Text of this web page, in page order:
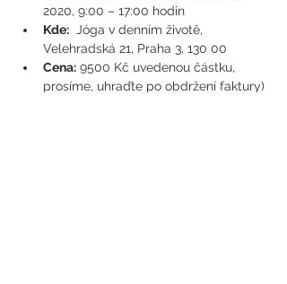
2020, 9:00 – 17:00 hodin
Kde: Jóga v denním životě,
Velehradská 21, Praha 3, 130 00
Cena: 9500 Kč uvedenou částku,
prosíme, uhraďte po obdržení faktury)